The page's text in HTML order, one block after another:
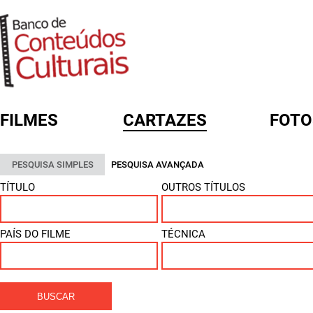
FILMES CARTAZES
PESQUISA SIMPLES PESQUISA AVANÇADA
TÍTULO OUTROS TÍTULOS
PAÍS DO FILME TÉCNICA
FORMULÁRIO DE BUSCA